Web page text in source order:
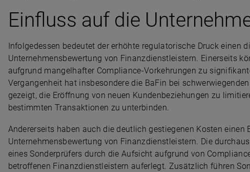
Einfluss auf die
Infolgedessen bedeutet der erhöhte regulatorische Druck einen
Unternehmensbewertung von Finanzdienstleistern. Einerseits
aufgrund mangelhafter Compliance-Vorkehrungen zu
Vergangenheit hat insbesondere die BaFin bei
gezeigt, die Eröffnung von neuen Kundenbeziehungen zu
bestimmten Transaktionen zu unterbinden.
Andererseits haben auch die deutlich gestiegenen Kosten einen
Unternehmensbewertung von Finanzdienstleistern. Die
eines Sonderprüfers durch die Aufsicht aufgrund von
betroffenen Finanzdienstleistern auferlegt. Zusätzlich führen